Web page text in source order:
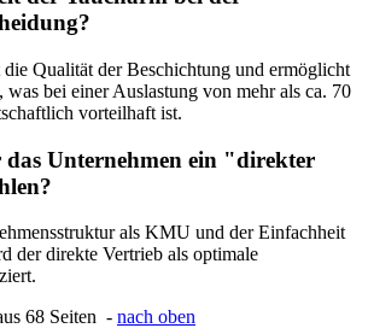
Qualität der Beschichtung und ermöglicht
was bei einer Auslastung von mehr als ca. 70
vorteilhaft ist.
Unternehmen ein "direkter
als KMU und der Einfachheit
der direkte Vertrieb als optimale
68 Seiten - nach oben